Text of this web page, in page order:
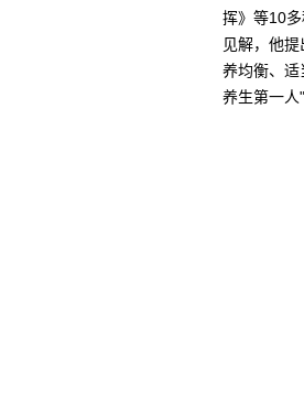
挥》等10
见解，他
养均衡、适
养生第一人"